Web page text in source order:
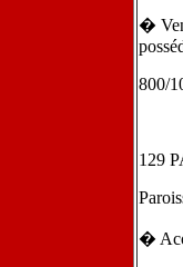
�
800/
129
�